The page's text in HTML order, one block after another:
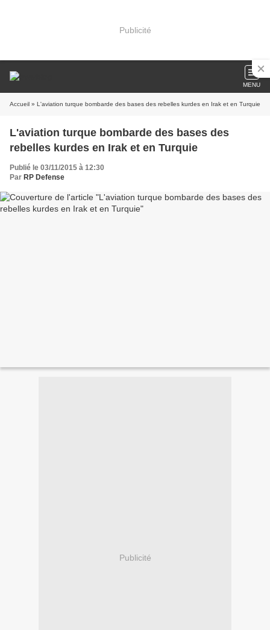
Publicité
MENU
Accueil » L'aviation turque bombarde des bases des rebelles kurdes en Irak et en Turquie
L'aviation turque bombarde des bases des
rebelles kurdes en Irak et en Turquie
Publié le 03/11/2015 à 12:30
Par RP Defense
Publicité